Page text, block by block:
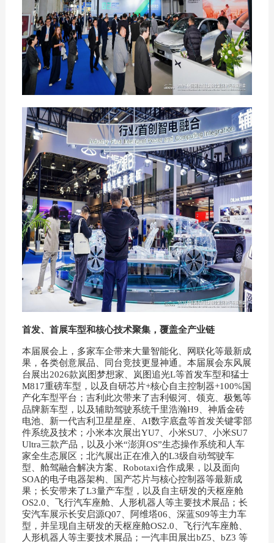
首发、首展车型和核心技术聚集，覆盖全产业链
本届展会上，多家车企带来大量智能化、网联化等最新成
果，各类创意展品、同台竞技更显神通。本届展会东风展
台展出2026款岚图梦想家、岚图追光L等首发车型和猛士
M817重磅车型，以及自研芯片+核心自主控制器+100%国
产化车型平台；吉利此次带来了吉利银河、领克、极氪等
品牌新车型，以及辅助驾驶系统千里浩瀚H9、神盾金砖
电池、新一代吉利卫星星座、AI数字底盘等首发关键零部
件系统及技术；小米本次展出YU7、小米SU7、小米SU7
Ultra三款产品，以及小米“澎湃OS”生态操作系统和人车
家全生态展区；北汽展出正在准入的L3级自动驾驶车
型、舱驾融合解决方案、Robotaxi合作成果，以及面向
SOA的电子电器架构、国产芯片与核心控制器等最新成
果；长安带来了L3量产车型，以及自主研发的天枢座舱
OS2.0、飞行汽车座舱、人形机器人等主要技术展品；长
安汽车展示长安启源Q07、阿维塔06、深蓝S09等主力车
型，并呈现自主研发的天枢座舱OS2.0、飞行汽车座舱、
人形机器人等主要技术展品；一汽丰田展出bZ5、bZ3 等